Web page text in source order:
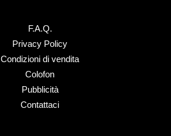
F.A.Q.
Privacy Policy
Condizioni di vendita
Colofon
Pubblicità
Contattaci